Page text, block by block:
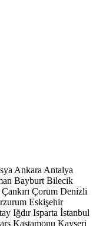
Ankara Antalya
Bayburt Bilecik
Çankırı Çorum Denizli
Eskişehir
Iğdır Isparta İstanbul
Kastamonu Kayseri